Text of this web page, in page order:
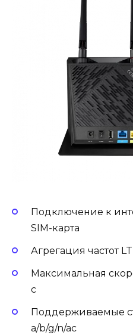
Подключение к
SIM-карта
Агрегация частот
Максимальная
с
Поддерживаемые
a/b/g/n/ac